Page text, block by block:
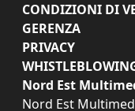
CONDIZIONI DI
GERENZA
PRIVACY
Nord Est
Nord Est